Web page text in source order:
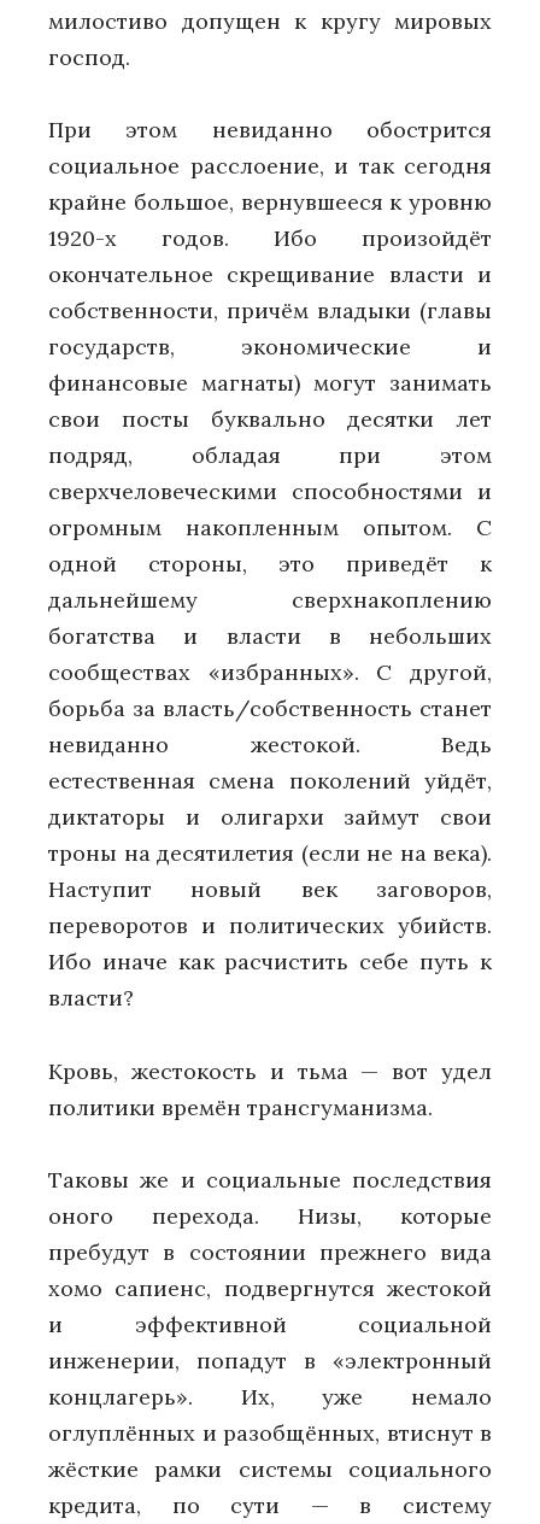
милостиво допущен к кругу мировых
господ.
При этом невиданно обострится
социальное расслоение, и так сегодня
крайне большое, вернувшееся к уровню
1920-х годов. Ибо произойдёт
окончательное скрещивание власти и
собственности, причём владыки (главы
государств, экономические и
финансовые магнаты) могут занимать
свои посты буквально десятки лет
подряд, обладая при этом
сверхчеловеческими способностями и
огромным накопленным опытом. С
одной стороны, это приведёт к
дальнейшему сверхнакоплению
богатства и власти в небольших
сообществах «избранных». С другой,
борьба за власть/собственность станет
невиданно жестокой. Ведь
естественная смена поколений уйдёт,
диктаторы и олигархи займут свои
троны на десятилетия (если не на века).
Наступит новый век заговоров,
переворотов и политических убийств.
Ибо иначе как расчистить себе путь к
власти?
Кровь, жестокость и тьма — вот удел
политики времён трансгуманизма.
Таковы же и социальные последствия
оного перехода. Низы, которые
пребудут в состоянии прежнего вида
хомо сапиенс, подвергнутся жестокой
и эффективной социальной
инженерии, попадут в «электронный
концлагерь». Их, уже немало
оглуплённых и разобщённых, втиснут в
жёсткие рамки системы социального
кредита, по сути — в систему